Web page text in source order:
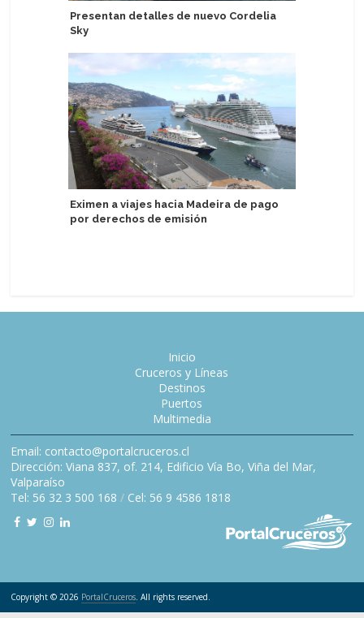
Presentan detalles de nuevo Cordelia
Sky
Eximen a viajes hacia Madeira de pago
por derechos de emisión
Inicio
Cruceros y Líneas
Destinos
Puertos
Multimedia
Email: contacto@portalcruceros.cl
Dirección: Viana 837, of. 214, Edificio Vía Bo, Viña del Mar,
Valparaíso
Tel: 56 32 3 500 168 / Cel: 56 9 4586 1818
Copyright © 2026 PortalCruceros. All rights reserved.